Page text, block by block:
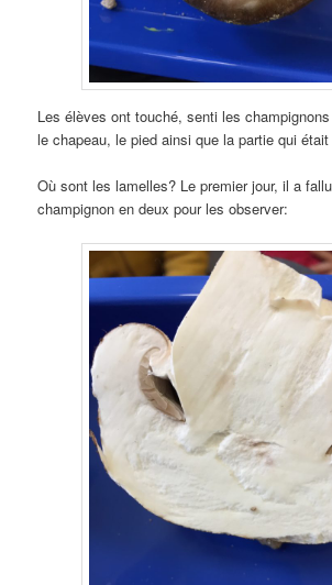
Les élèves ont touché, senti les
le chapeau, le pied ainsi que la partie qui
Où sont les lamelles? Le premier jour, il a
champignon en deux pour les observer: